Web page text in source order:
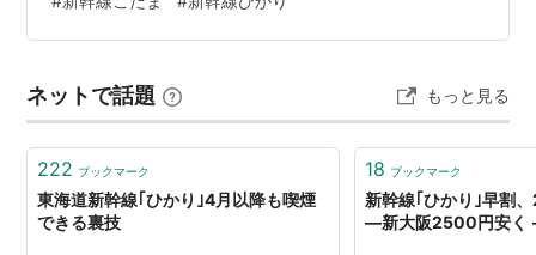
んでした。 このときは、さすがに新大阪出来で乗り継ぐ
などという悠長なことも言っていられなかったので、往
んだことが、普…
ネットで話題 もっと見る
222 ブックマーク
東海道新幹線｢ひかり｣4月以降も喫煙
できる裏技
18 ブックマーク
新幹線｢ひかり｣早割
―新大阪2500円安く